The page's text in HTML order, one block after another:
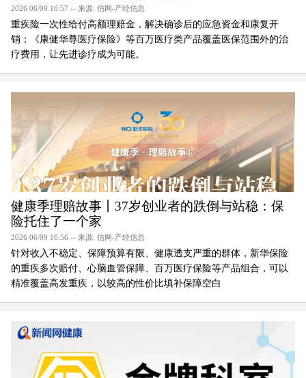
2026 06/09 16:57 -- 来源: 信网-产经信息
重疾险一次性给付高额理赔金，解决确诊后的应急资金和康复开
销；《康健华尊医疗保险》等百万医疗类产品覆盖医保范围外的治
疗费用，让先进诊疗成为可能。
健康季理赔故事丨37岁创业者的跌倒与站稳：保
险托住了一个家
2026 06/09 16:56 -- 来源: 信网-产经信息
针对收入不稳定、保障预算有限、健康透支严重的群体，新华保险
的重疾多次赔付、心脑血管保障、百万医疗保险等产品组合，可以
精准覆盖高发重疾，以较高的性价比填补保障空白